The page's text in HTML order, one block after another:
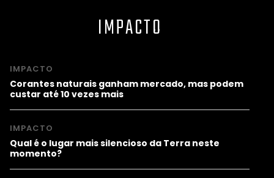
IMPACTO
IMPACTO
Corantes naturais ganham mercado, mas podem
custar até 10 vezes mais
IMPACTO
Qual é o lugar mais silencioso da Terra neste
momento?